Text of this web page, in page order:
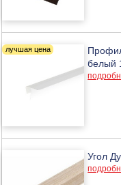
белый
Угол